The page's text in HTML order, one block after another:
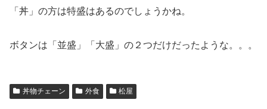
「丼」の方は特盛はあるのでしょうかね。
ボタンは「並盛」「大盛」の２つだけだったような。。。
丼物チェーン 外食 松屋